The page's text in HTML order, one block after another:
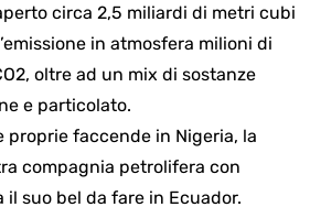
circa 2,5 miliardi di metri cubi
in atmosfera milioni di
oltre ad un mix di sostanze
e particolato.
proprie faccende in Nigeria, la
compagnia petrolifera con
il suo bel da fare in Ecuador.